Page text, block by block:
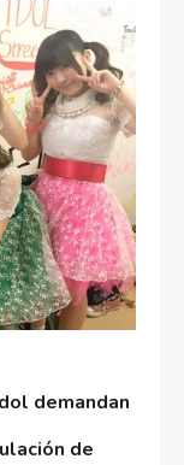
demandan
de